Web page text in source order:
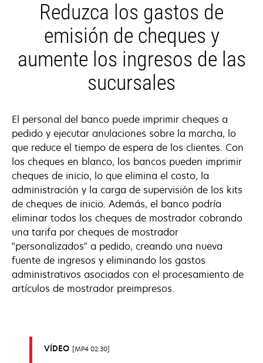
Reduzca los gastos de
emisión de cheques y
aumente los ingresos de las
sucursales
El personal del banco puede imprimir cheques a
pedido y ejecutar anulaciones sobre la marcha, lo
que reduce el tiempo de espera de los clientes. Con
los cheques en blanco, los bancos pueden imprimir
cheques de inicio, lo que elimina el costo, la
administración y la carga de supervisión de los kits
de cheques de inicio. Además, el banco podría
eliminar todos los cheques de mostrador cobrando
una tarifa por cheques de mostrador
"personalizados" a pedido, creando una nueva
fuente de ingresos y eliminando los gastos
administrativos asociados con el procesamiento de
artículos de mostrador preimpresos.
VÍDEO MP4 02:30